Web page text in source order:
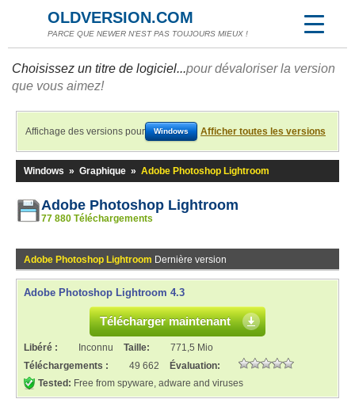
OLDVERSION.COM
PARCE QUE NEWER N'EST PAS TOUJOURS MIEUX !
Choisissez un titre de logiciel...pour dévaloriser la version
que vous aimez!
Affichage des versions pour Windows Afficher toutes les versions
Windows » Graphique » Adobe Photoshop Lightroom
Adobe Photoshop Lightroom
77 880 Téléchargements
Adobe Photoshop Lightroom Dernière version
Adobe Photoshop Lightroom 4.3
Télécharger maintenant
Libéré : Inconnu Taille:
771,5 Mio
Téléchargements :
49 662
Évaluation:
Tested: Free from spyware, adware and viruses